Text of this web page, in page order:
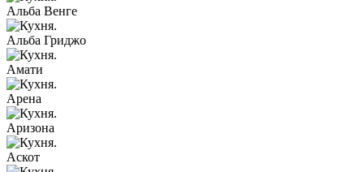
Альба Венге
Альба Гриджо
Амати
Арена
Аризона
Аскот